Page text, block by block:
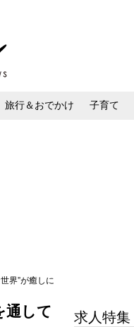
旅行＆おでかけ 子育て
界”が癒しに
通して
求人特集